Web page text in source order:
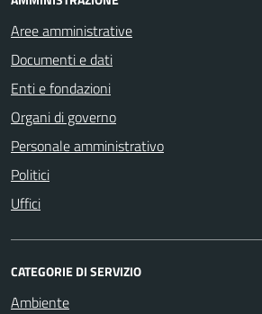
Aree amministrative
Documenti e dati
Enti e fondazioni
Organi di governo
Personale amministrativo
Politici
Uffici
CATEGORIE DI SERVIZIO
Ambiente